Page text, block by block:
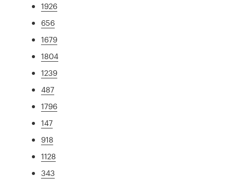
1926
656
1679
1804
1239
487
1796
147
918
1128
343